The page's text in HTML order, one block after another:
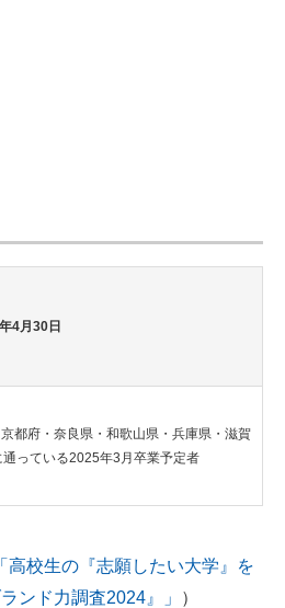
4月30日
都府・奈良県・和歌山県・兵庫県・滋賀
っている2025年3月卒業予定者
高校生の『志願したい大学』を
ンド力調査2024』」
）